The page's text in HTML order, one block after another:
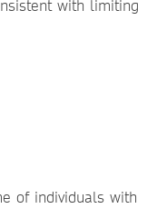
with limiting
of individuals with